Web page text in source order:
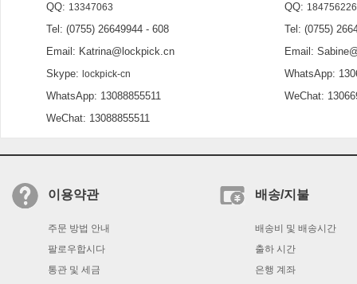
QQ: 13347063
Tel: (0755) 26649944 - 608
Email: Katrina@lockpick.cn
Skype: lockpick-cn
WhatsApp: 13088855511
WeChat: 13088855511
QQ: 184756226
Tel: (0755)
Email:
WhatsApp:
WeChat:
이용약관
주문 방법 안내
팔로우합시다
통관 및 세금
배송/지불
배송비 및 배송시간
출하 시간
은행 계좌